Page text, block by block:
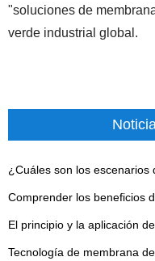
"soluciones de
verde industrial global.
Comprender los beneficios
El principio y la aplicación